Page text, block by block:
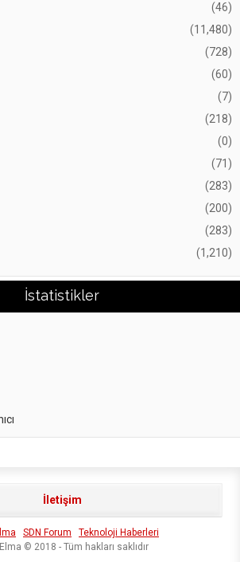
(46)
(11,480)
(728)
(60)
(7)
(218)
(0)
(71)
(283)
(200)
(283)
(1,210)
İstatistikler
İletişim
SDN Forum
Teknoloji Haberleri
© 2018 - Tüm hakları saklıdır